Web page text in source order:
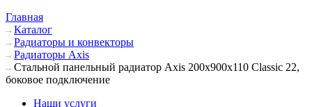
Главная
Каталог
Радиаторы и конвекторы
Радиаторы Axis
Стальной панельный радиатор Axis 200х900х110 Classic 22,
боковое подключение
Наши услуги